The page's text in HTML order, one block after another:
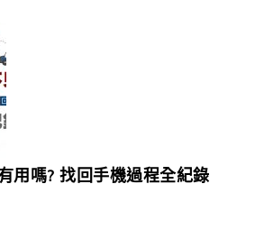
用嗎? 找回手機過程全紀錄